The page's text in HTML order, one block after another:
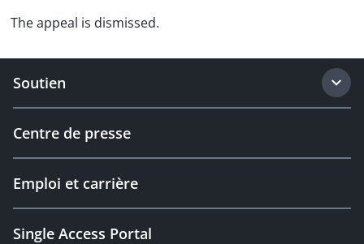
The appeal is dismissed.
Soutien
Centre de presse
Emploi et carrière
Single Access Portal